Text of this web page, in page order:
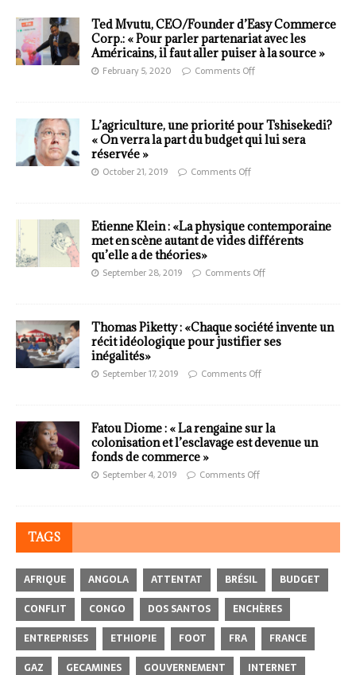
Ted Mvutu, CEO/Founder d’Easy Commerce
Corp.: « Pour parler partenariat avec les
Américains, il faut aller puiser à la source »
February 5, 2020 Comments Off
L’agriculture, une priorité pour Tshisekedi?
« On verra la part du budget qui lui sera
réservée »
October 21, 2019 Comments Off
Etienne Klein : «La physique contemporaine
met en scène autant de vides différents
qu’elle a de théories»
September 28, 2019 Comments Off
Thomas Piketty : «Chaque société invente un
récit idéologique pour justifier ses
inégalités»
September 17, 2019 Comments Off
Fatou Diome : « La rengaine sur la
colonisation et l’esclavage est devenue un
fonds de commerce »
September 4, 2019 Comments Off
TAGS
AFRIQUE ANGOLA ATTENTAT BRÉSIL
BUDGET
CONFLIT
CONGO DOS SANTOS
ENCHÈRES
ENTREPRISES
ETHIOPIE FOOT FRA
FRANCE
GAZ
GECAMINES GOUVERNEMENT INTERNET